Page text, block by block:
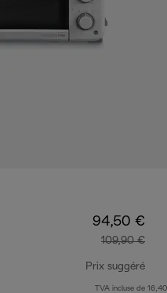
94,50 €
109,90 €
Prix suggéré
TVA incluse de